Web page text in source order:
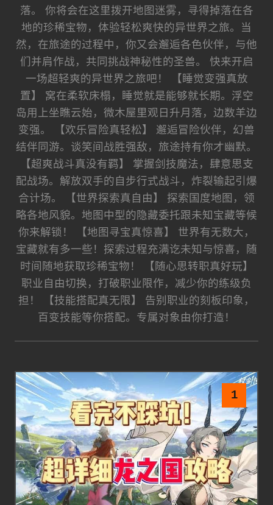
落。 你将会在这里拨开地图迷雾，寻得掉落在各
地的珍稀宝物，体验轻松爽快的异世界之旅。当
然，在旅途的过程中，你又会邂逅各色伙伴，与他
们并肩作战，共同挑战神秘性的圣兽。 快来开启
一场超轻爽的异世界之旅吧！ 【睡觉变强真放
置】 窝在柔软床榻，睡觉就是能够就长期。浮空
岛用上坐瞧云始，微木屋里观日升月落，边数羊边
变强。 【欢乐冒险真轻松】 邂逅冒险伙伴，幻兽
结伴同游。谈笑间战胜强敌，旅途持有你才幽默。
【超爽战斗真没有羁】 掌握剑技魔法，肆意思支
配战场。解放双手的自步行式战斗，炸裂输起引爆
合计场。 【世界探索真自由】 探索国度地图，领
略各地风貌。地图中型的隐藏委托跟未知宝藏等候
你来解锁！ 【地图寻宝真惊喜】 世界有无数大，
宝藏就有多一些！探索过程充满讫未知与惊喜，随
时间随地获取珍稀宝物！ 【随心思转职真好玩】
职业自由切换，打破职业限作，减少你的练级负
担！ 【技能搭配真无限】 告别职业的刻板印象，
百变技能等你搭配。专属对象由你打造！
1